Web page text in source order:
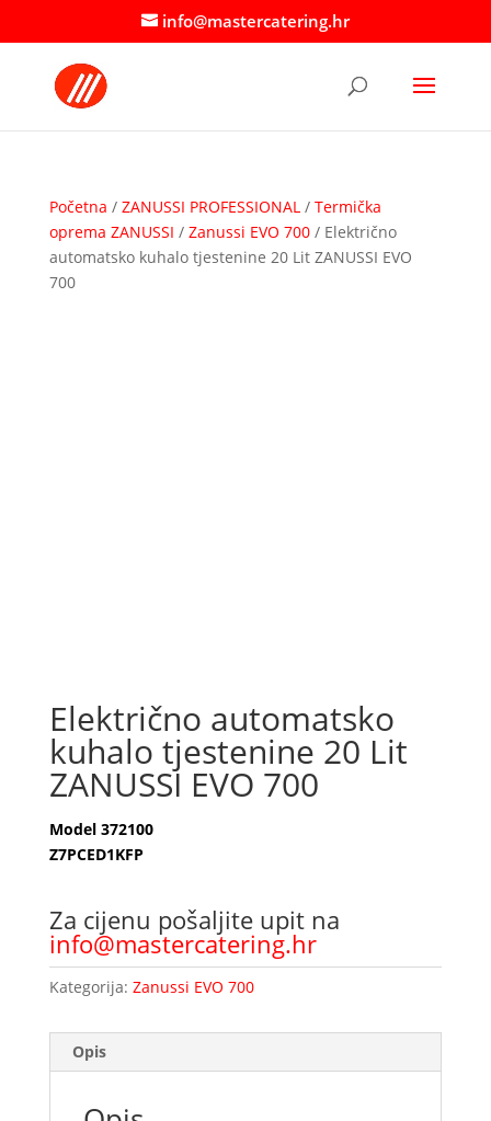
info@mastercatering.hr
Početna / ZANUSSI PROFESSIONAL / Termička
oprema ZANUSSI / Zanussi EVO 700/ Električno
automatsko kuhalo tjestenine 20 Lit ZANUSSI EVO
700
Električno automatsko
kuhalo tjestenine 20 Lit
ZANUSSI EVO 700
Model 372100
Z7PCED1KFP
Za cijenu pošaljite upit na
info@mastercatering.hr
Kategorija: Zanussi EVO 700
Opis